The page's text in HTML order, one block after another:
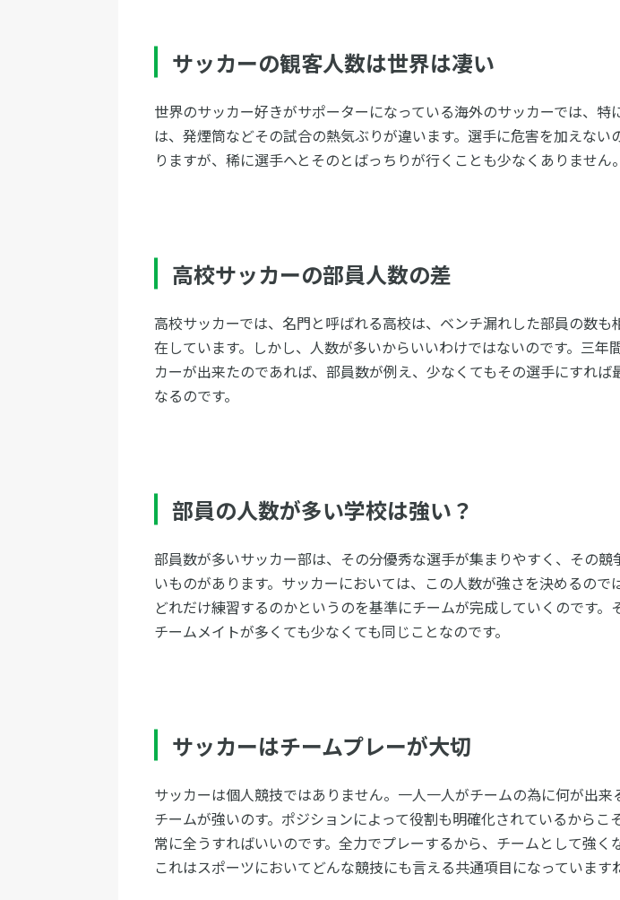
サッカーの観客人数は世界は凄い
世界のサッカー好きがサポーターになっている海外のサッカーでは、特
は、発煙筒などその試合の熱気ぶりが違います。選手に危害を加えない
りますが、稀に選手へとそのとばっちりが行くことも少なくありません。
高校サッカーの部員人数の差
高校サッカーでは、名門と呼ばれる高校は、ベンチ漏れした部員の数も
在しています。しかし、人数が多いからいいわけではないのです。三年
カーが出来たのであれば、部員数が例え、少なくてもその選手にすれば
なるのです。
部員の人数が多い学校は強い？
部員数が多いサッカー部は、その分優秀な選手が集まりやすく、その競
いものがあります。サッカーにおいては、この人数が強さを決めるので
どれだけ練習するのかというのを基準にチームが完成していくのです。
チームメイトが多くても少なくても同じことなのです。
サッカーはチームプレーが大切
サッカーは個人競技ではありません。一人一人がチームの為に何が出来
チームが強いのす。ポジションによって役割も明確化されているからこ
常に全うすればいいのです。全力でプレーするから、チームとして強く
これはスポーツにおいてどんな競技にも言える共通項目になっています